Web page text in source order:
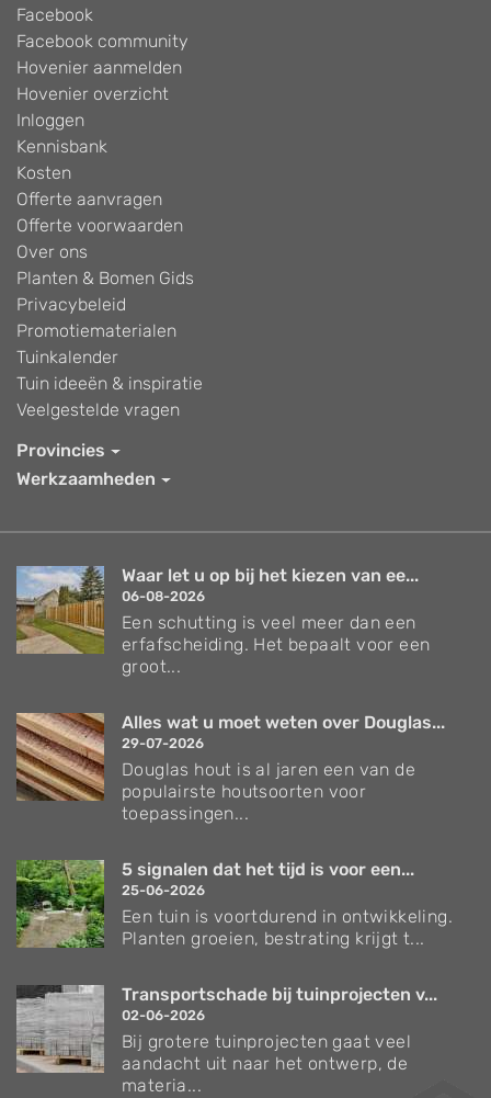
Facebook
Facebook community
Hovenier aanmelden
Hovenier overzicht
Inloggen
Kennisbank
Kosten
Offerte aanvragen
Offerte voorwaarden
Over ons
Planten & Bomen Gids
Privacybeleid
Promotiematerialen
Tuinkalender
Tuin ideeën & inspiratie
Veelgestelde vragen
Provincies
Werkzaamheden
Waar let u op bij het kiezen van ee...
06-08-2026
Een schutting is veel meer dan een
erfafscheiding. Het bepaalt voor een
groot...
Alles wat u moet weten over Douglas...
29-07-2026
Douglas hout is al jaren een van de
populairste houtsoorten voor
toepassingen...
5 signalen dat het tijd is voor een...
25-06-2026
Een tuin is voortdurend in ontwikkeling.
Planten groeien, bestrating krijgt t...
Transportschade bij tuinprojecten v...
02-06-2026
Bij grotere tuinprojecten gaat veel
aandacht uit naar het ontwerp, de
materia...